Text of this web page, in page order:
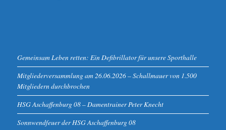
Gemeinsam Leben retten: Ein Defibrillator für unsere Sporthalle
Mitgliederversammlung am 26.06.2026 – Schallmauer von 1.500
Mitgliedern durchbrochen
HSG Aschaffenburg 08 – Damentrainer Peter Knecht
Sonnwendfeuer der HSG Aschaffenburg 08